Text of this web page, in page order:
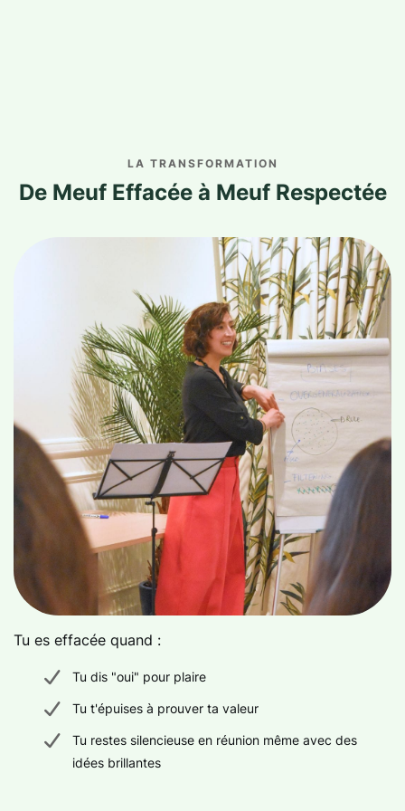
LA TRANSFORMATION
De Meuf Effacée à Meuf Respectée
Tu es effacée quand :
Tu dis "oui" pour plaire
Tu t'épuises à prouver ta valeur
Tu restes silencieuse en réunion même avec des
idées brillantes